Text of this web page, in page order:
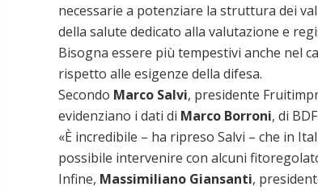
necessarie a potenziare la struttura dei
della salute dedicato alla valutazione e
Bisogna essere più tempestivi anche nel
rispetto alle esigenze della difesa.
Secondo Marco Salvi, presidente
evidenziano i dati di Marco Borroni, di
«È incredibile – ha ripreso Salvi – che in
possibile intervenire con alcuni
Infine, Massimiliano Giansanti,